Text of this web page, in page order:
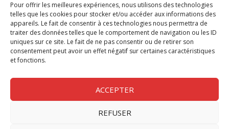
Pour offrir les meilleures expériences, nous utilisons des technologies
telles que les cookies pour stocker et/ou accéder aux informations des
appareils. Le fait de consentir à ces technologies nous permettra de
traiter des données telles que le comportement de navigation ou les ID
uniques sur ce site. Le fait de ne pas consentir ou de retirer son
consentement peut avoir un effet négatif sur certaines caractéristiques
et fonctions.
ACCEPTER
REFUSER
Chèque Compta
Chèque Emploi Spectacle
G-Pods
Profession Audio-visuel